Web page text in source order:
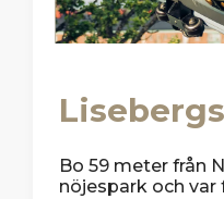
Bo 59 meter från
nöjespark och var